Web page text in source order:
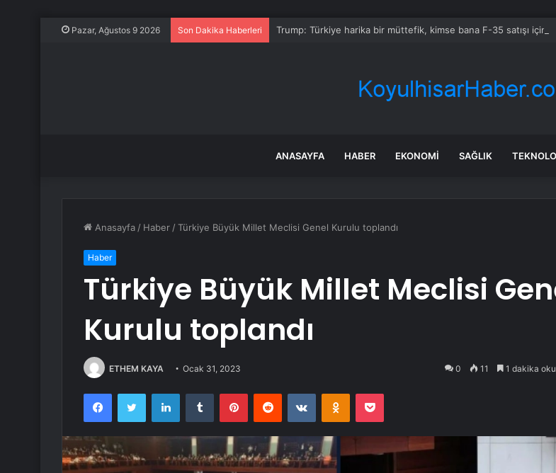
Pazar, Ağustos 9 2026 Son Dakika Haberleri Trump: Türkiye harika bir müttefik, kimse bana F-35 satışı için
ANASAYFA HABER EKONOMI SAĞLIK
Anasayfa / Haber /Türkiye Büyük Millet Meclisi Genel Kurulu toplandı
Haber
Türkiye Büyük Millet Meclisi
Kurulu toplandı
ETHEM KAYA Ocak 31, 2023 0 11 1 dakika
FacebookTwitter LinkedInTumblr PinterestReddit VKontakteOdnoklassniki
Pocket